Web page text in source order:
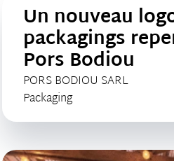
Un nouveau
packagings
Pors Bodiou
CLIENT :
PORS BODIOU SARL
Catégorie de création :
Packaging